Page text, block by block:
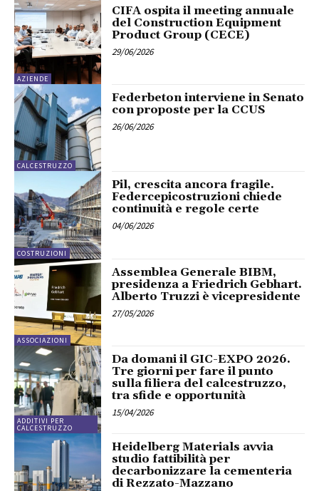
AZIENDE
CIFA ospita il meeting annuale
del Construction Equipment
Product Group (CECE)
29/06/2026
CALCESTRUZZO
Federbeton interviene in Senato
con proposte per la CCUS
26/06/2026
COSTRUZIONI
Pil, crescita ancora fragile.
Federcepicostruzioni chiede
continuità e regole certe
04/06/2026
ASSOCIAZIONI
Assemblea Generale BIBM,
presidenza a Friedrich Gebhart.
Alberto Truzzi è vicepresidente
27/05/2026
ADDITIVI PER
CALCESTRUZZO
Da domani il GIC-EXPO 2026.
Tre giorni per fare il punto
sulla filiera del calcestruzzo,
tra sfide e opportunità
15/04/2026
Heidelberg Materials avvia
studio fattibilità per
decarbonizzare la cementeria
di Rezzato-Mazzano